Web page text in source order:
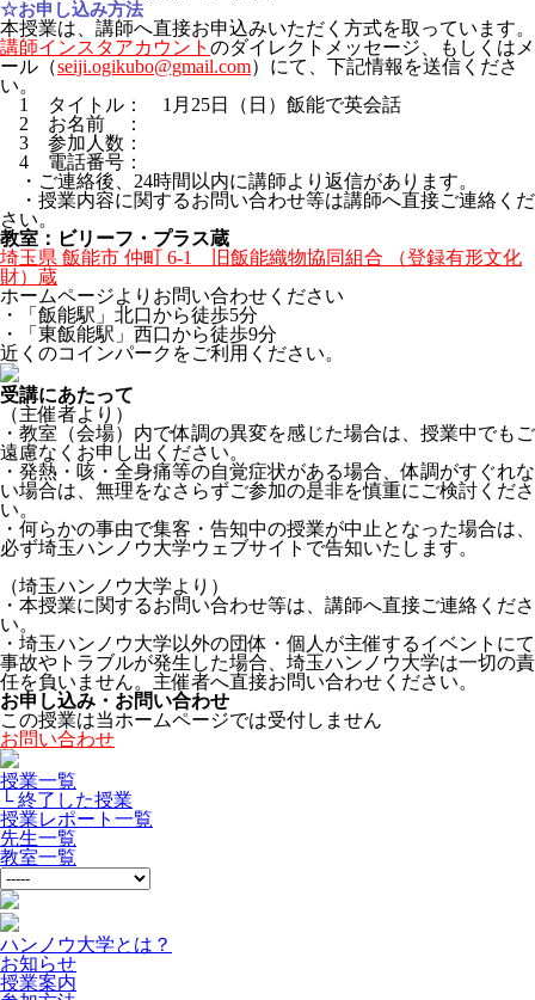
☆お申し込み方法
本授業は、講師へ直接お申込みいただく方式を取っています。
講師インスタアカウント のダイレクトメッセージ、もしくはメ
ール（seiji.ogikubo@gmail.com）にて、下記情報を送信くださ
い。
1 タイトル： 1月25日（日）飯能で英会話
2 お名前 ：
3 参加人数：
4 電話番号：
・ご連絡後、24時間以内に講師より返信があります。
・授業内容に関するお問い合わせ等は講師へ直接ご連絡くだ
さい。
教室：ビリーフ・プラス蔵
埼玉県 飯能市 仲町 6-1 旧飯能織物協同組合 （登録有形文化
財）蔵
ホームページよりお問い合わせください
・「飯能駅」北口から徒歩5分
・「東飯能駅」西口から徒歩9分
近くのコインパークをご利用ください。
受講にあたって
（主催者より）
・教室（会場）内で体調の異変を感じた場合は、授業中でもご
遠慮なくお申し出ください。
・発熱・咳・全身痛等の自覚症状がある場合、体調がすぐれな
い場合は、無理をなさらずご参加の是非を慎重にご検討くださ
い。
・何らかの事由で集客・告知中の授業が中止となった場合は、
必ず埼玉ハンノウ大学ウェブサイトで告知いたします。
（埼玉ハンノウ大学より）
・本授業に関するお問い合わせ等は、講師へ直接ご連絡くださ
い。
・埼玉ハンノウ大学以外の団体・個人が主催するイベントにて
事故やトラブルが発生した場合、埼玉ハンノウ大学は一切の責
任を負いません。主催者へ直接お問い合わせください。
お申し込み・お問い合わせ
この授業は当ホームページでは受付しません
お問い合わせ
授業一覧
└ 終了した授業
授業レポート一覧
先生一覧
教室一覧
ハンノウ大学とは？
お知らせ
授業案内